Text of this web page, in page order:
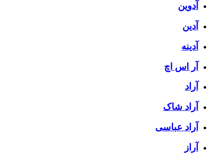
آدوین
آدین
آدینه
آر اس اچ
آراد
آراد شاک
آراد عباسی
آراز